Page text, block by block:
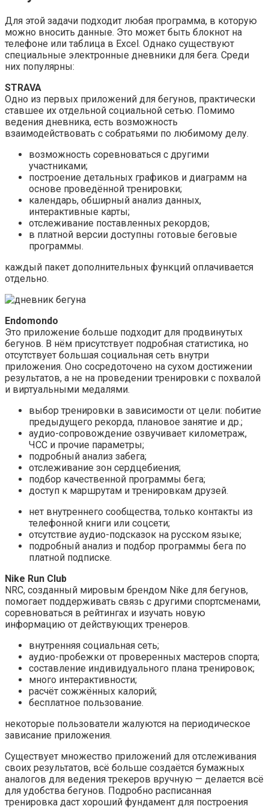
Для этой задачи подходит любая программа, в которую
можно вносить данные. Это может быть блокнот на
телефоне или таблица в Excel. Однако существуют
специальные электронные дневники для бега. Среди
них популярны:
STRAVA
Одно из первых приложений для бегунов, практически
ставшее их отдельной социальной сетью. Помимо
ведения дневника, есть возможность
взаимодействовать с собратьями по любимому делу.
возможность соревноваться с другими
участниками;
построение детальных графиков и диаграмм на
основе проведённой тренировки;
календарь, обширный анализ данных,
интерактивные карты;
отслеживание поставленных рекордов;
в платной версии доступны готовые беговые
программы.
каждый пакет дополнительных функций оплачивается
отдельно.
Endomondo
Это приложение больше подходит для продвинутых
бегунов. В нём присутствует подробная статистика, но
отсутствует большая социальная сеть внутри
приложения. Оно сосредоточено на сухом достижении
результатов, а не на проведении тренировки с похвалой
и виртуальными медалями.
выбор тренировки в зависимости от цели: побитие
предыдущего рекорда, плановое занятие и др.;
аудио-сопровождение озвучивает километраж,
ЧСС и прочие параметры;
подробный анализ забега;
отслеживание зон сердцебиения;
подбор качественной программы бега;
доступ к маршрутам и тренировкам друзей.
нет внутреннего сообщества, только контакты из
телефонной книги или соцсети;
отсутствие аудио-подсказок на русском языке;
подробный анализ и подбор программы бега по
платной подписке.
Nike Run Club
NRC, созданный мировым брендом Nike для бегунов,
помогает поддерживать связь с другими спортсменами,
соревноваться в рейтингах и изучать новую
информацию от действующих тренеров.
внутренняя социальная сеть;
аудио-пробежки от проверенных мастеров спорта;
составление индивидуального плана тренировок;
много интерактивности;
расчёт сожжённых калорий;
бесплатное пользование.
некоторые пользователи жалуются на периодическое
зависание приложения.
Существует множество приложений для отслеживания
своих результатов, всё больше создаётся бумажных
аналогов для ведения трекеров вручную — делается всё
для удобства бегунов. Подробно расписанная
тренировка даст хороший фундамент для построения